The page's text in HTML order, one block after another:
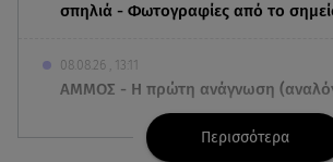
σπηλιά - Φωτογραφίες από το
08.08.26 , 13:11
ΑΜΜΟΣ - Η πρώτη ανάγνωση
θέατρο Άβατον
Περισσότερα